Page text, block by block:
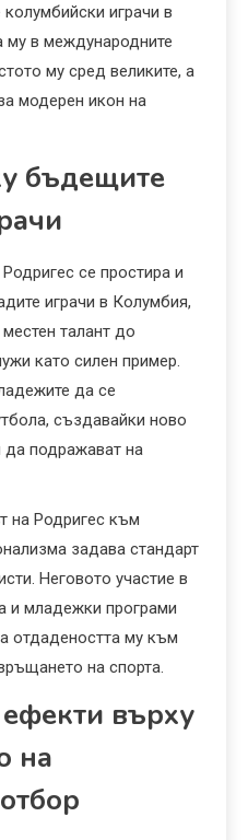
играчи в
му в международните
му сред великите, а
модерен икон на
бъдещите
се простира и
играчи в Колумбия,
талант до
като силен пример.
да се
създавайки ново
да подражават на
на Родригес към
задава стандарт
Неговото участие в
и младежки програми
отдадеността му към
на спорта.
върху
на